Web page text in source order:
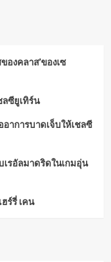
งคลาส’ของเซ
ซียูเทิร์น
าการบาดเจ็บให้เชลซี
รอัลมาดริดในเกมอุ่น
ร์รี่ เคน